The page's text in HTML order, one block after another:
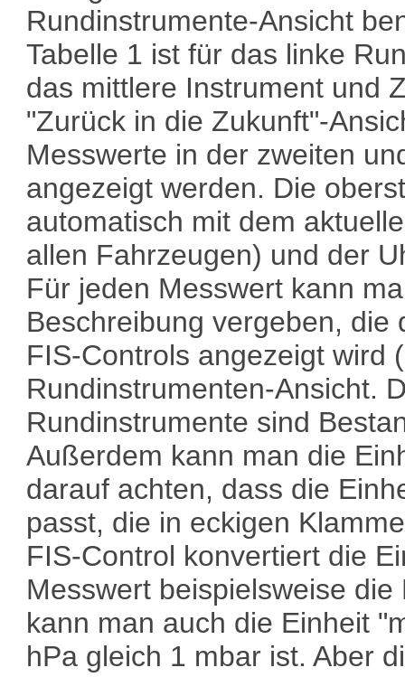
Rundinstrumente-Ansicht
Tabelle 1 ist für das linke
das mittlere Instrument und
"Zurück in die Zukunft"-
Messwerte in der zweiten
angezeigt werden. Die
automatisch mit dem
allen Fahrzeugen) und der
Für jeden Messwert kann
Beschreibung vergeben, die
FIS-Controls angezeigt wird
Rundinstrumenten-Ansicht.
Rundinstrumente sind
Außerdem kann man die
darauf achten, dass die
passt, die in eckigen
FIS-Control konvertiert die
Messwert beispielsweise
kann man auch die Einheit
hPa gleich 1 mbar ist. Aber